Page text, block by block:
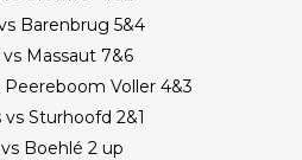
Barenbrug 5&4
Massaut 7&6
Voller 4&3
vs Sturhoofd 2&1
Boehlé 2 up